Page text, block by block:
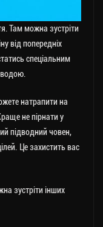
Там можна зустріти
від попередніх
спеціальним
натрапити на
не пірнати у
підводний човен,
Це захистить вас
зустріти інших